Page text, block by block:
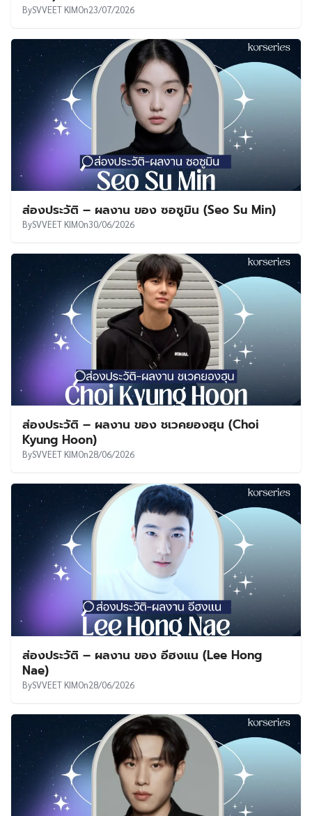
BySVVEET KIMOn23/07/2026
ส่องประวัติ – ผลงาน ของ ซอซูมิน (Seo Su Min)
BySVVEET KIMOn30/06/2026
ส่องประวัติ – ผลงาน ของ ชเวคยองฮุน (Choi
Kyung Hoon)
BySVVEET KIMOn28/06/2026
ส่องประวัติ – ผลงาน ของ อีฮงแน (Lee Hong
Nae)
BySVVEET KIMOn28/06/2026